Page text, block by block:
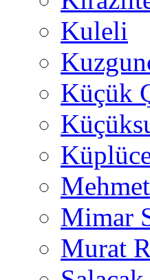
Kuleli
Küçük
Mimar
Murat